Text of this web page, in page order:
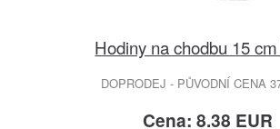
Hodiny na chodbu 15
DOPRODEJ - PŮVODNÍ CENA
Cena: 8.38 EUR